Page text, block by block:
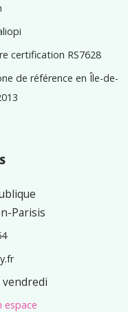
certification RS7628
de référence en Île-de-
Parisis
vendredi
espace